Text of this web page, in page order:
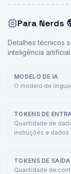
Para Nerds
Detalhes técnicos
inteligência artificial.
MODELO DE IA
O modelo de
TOKENS DE
Quantidade de
instruções e dados
TOKENS DE SAÍDA
Quantidade de